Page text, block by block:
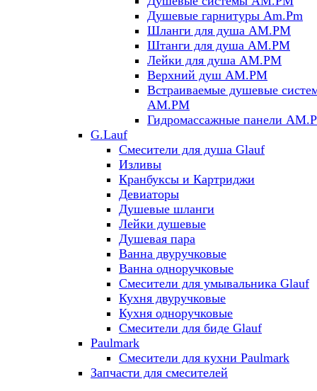
Душевые гарнитуры Am.Pm
Шланги для душа AM.PM
Штанги для душа AM.PM
Лейки для душа AM.PM
Верхний душ AM.PM
Встраиваемые душевые
AM.PM
Гидромассажные панели
G.Lauf
Смесители для душа Glauf
Изливы
Кранбуксы и Картриджи
Девиаторы
Душевые шланги
Лейки душевые
Душевая пара
Ванна двуручковые
Ванна одноручковые
Смесители для умывальника Glauf
Кухня двуручковые
Кухня одноручковые
Смесители для биде Glauf
Paulmark
Смесители для кухни Paulmark
Запчасти для смесителей